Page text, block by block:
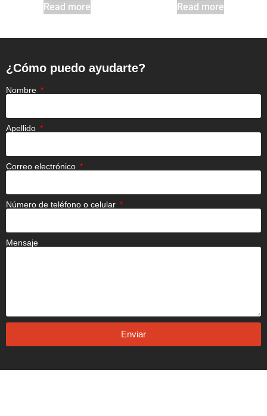
Read more Read more
¿Cómo puedo ayudarte?
Nombre
Apellido
Correo electrónico
Número de teléfono o celular
Mensaje
Enviar